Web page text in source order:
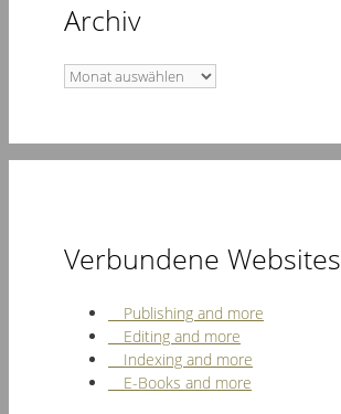
Archiv
Archiv
Verbundene Websites
Publishing and more
Editing and more
Indexing and more
E-Books and more